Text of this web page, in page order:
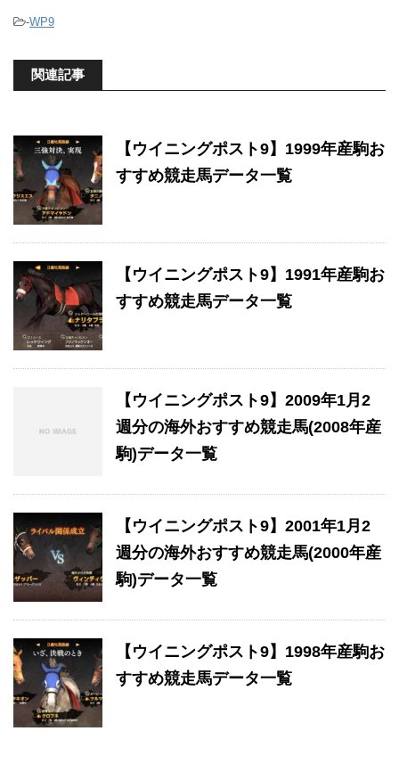
-WP9
関連記事
【ウイニングポスト9】1999年産駒お
すすめ競走馬データ一覧
【ウイニングポスト9】1991年産駒お
すすめ競走馬データ一覧
【ウイニングポスト9】2009年1月2
週分の海外おすすめ競走馬(2008年産
駒)データ一覧
【ウイニングポスト9】2001年1月2
週分の海外おすすめ競走馬(2000年産
駒)データ一覧
【ウイニングポスト9】1998年産駒お
すすめ競走馬データ一覧